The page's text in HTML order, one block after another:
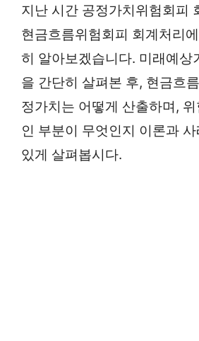
지난 시간 공정가치위험회피
현금흐름위험회피 회계처리
히 알아보겠습니다. 미래예상
을 간단히 살펴본 후, 현금흐
정가치는 어떻게 산출하며,
인 부분이 무엇인지 이론과
있게 살펴봅시다.